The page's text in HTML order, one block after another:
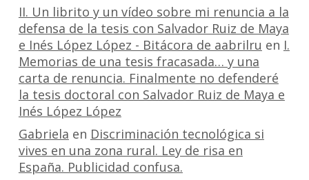
II. Un librito y un vídeo sobre mi renuncia a la
defensa de la tesis con Salvador Ruiz de Maya
e Inés López López - Bitácora de aabrilru en I.
Memorias de una tesis fracasada… y una
carta de renuncia. Finalmente no defenderé
la tesis doctoral con Salvador Ruiz de Maya e
Inés López López
Gabriela en Discriminación tecnológica si
vives en una zona rural. Ley de risa en
España. Publicidad confusa.